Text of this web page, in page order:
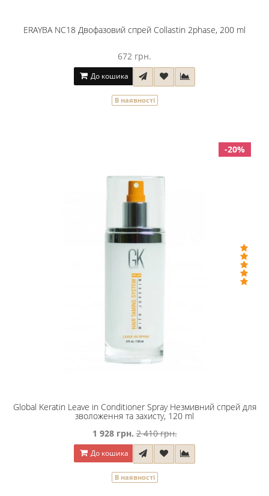
ERAYBA NC18 Двофазовий спрей Collastin 2phase, 200 ml
672 грн.
До кошика
В наявності
-20%
Global Keratin Leave in Conditioner Spray Незмивний спрей для
зволоження та захисту, 120 ml
1 928 грн. 2 410 грн.
До кошика
В наявності